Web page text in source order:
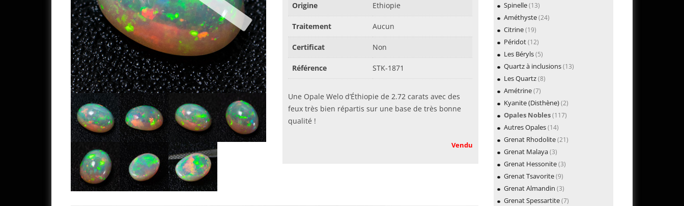
Origine Ethiopie
Traitement Aucun
Certificat Non
Référence STK-1871
Une Opale Welo d’Éthiopie de 2.72 carats avec des
feux très bien répartis sur une base de très bonne
qualité !
Vendu
Spinelle(13)
Améthyste(24)
Citrine(19)
Péridot(12)
Les Béryls(5)
Quartz à inclusions(13)
Les Quartz(8)
Amétrine(7)
Kyanite (Disthène)(2)
Opales Nobles(117)
Autres Opales(14)
Grenat Rhodolite(21)
Grenat Malaya(3)
Grenat Hessonite(3)
Grenat Tsavorite(9)
Grenat Almandin (3)
Grenat Spessartite(7)